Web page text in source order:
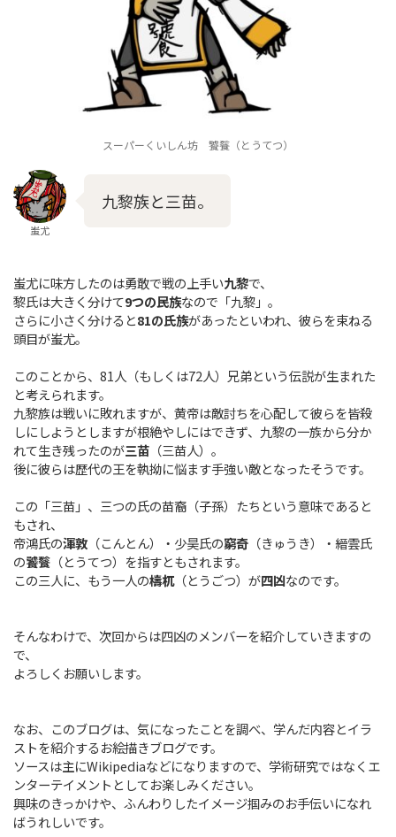
スーパーくいしん坊 饕餮（とうてつ）
蚩尤
九黎族と三苗。
蚩尤に味方したのは勇敢で戦の上手い九黎で、
黎氏は大きく分けて9つの民族なので「九黎」。
さらに小さく分けると81の氏族があったといわれ、彼らを束ねる
頭目が蚩尤。
このことから、81人（もしくは72人）兄弟という伝説が生まれた
と考えられます。
九黎族は戦いに敗れますが、黄帝は敵討ちを心配して彼らを皆殺
しにしようとしますが根絶やしにはできず、九黎の一族から分か
れて生き残ったのが三苗 （三苗人）。
後に彼らは歴代の王を執拗に悩ます手強い敵となったそうです。
この「三苗」、三つの氏の苗裔（子孫）たちという意味であると
もされ、
帝鴻氏の渾敦 （こんとん）・少昊氏の窮奇 （きゅうき）・縉雲氏
の饕餮 （とうてつ）を指すともされます。
この三人に、もう一人の檮杌（とうごつ）が四凶なのです。
そんなわけで、次回からは四凶のメンバーを紹介していきますの
で、
よろしくお願いします。
なお、このブログは、気になったことを調べ、学んだ内容とイラ
ストを紹介するお絵描きブログです。
ソースは主にWikipediaなどになりますので、学術研究ではなくエ
ンターテイメントとしてお楽しみください。
興味のきっかけや、ふんわりしたイメージ掴みのお手伝いになれ
ばうれしいです。